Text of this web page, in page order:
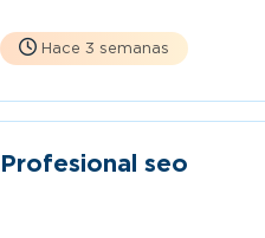
Hace 3 semanas
Profesional seo